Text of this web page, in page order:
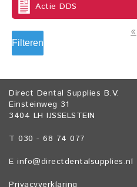
Actie DDS
Filteren
«
Direct Dental Supplies B.V.
Einsteinweg 31
3404 LH IJSSELSTEIN
T 030 - 68 74 077
E info@directdentalsupplies.nl
Privacyverklaring